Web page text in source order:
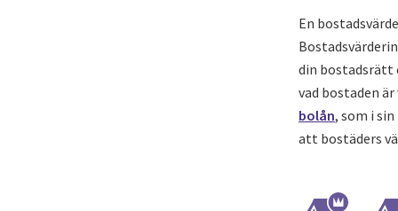
En
din bostadsrätt
vad bostaden
bolån, som i
att bostäders